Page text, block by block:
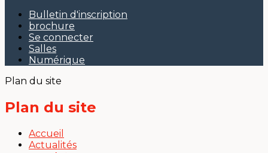
Bulletin d'inscription
brochure
Se connecter
Salles
Numérique
Plan du site
Plan du site
Accueil
Actualités